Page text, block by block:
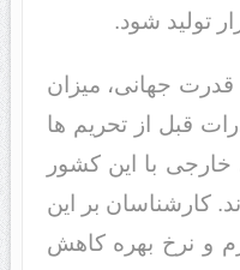
تولید شود.
پس از توافق بین ایران با ۵ قدرت جهانی، میزان
قبل از تحریم ها
با این کشور
کارشناسان بر این
و نرخ بهره کاهش